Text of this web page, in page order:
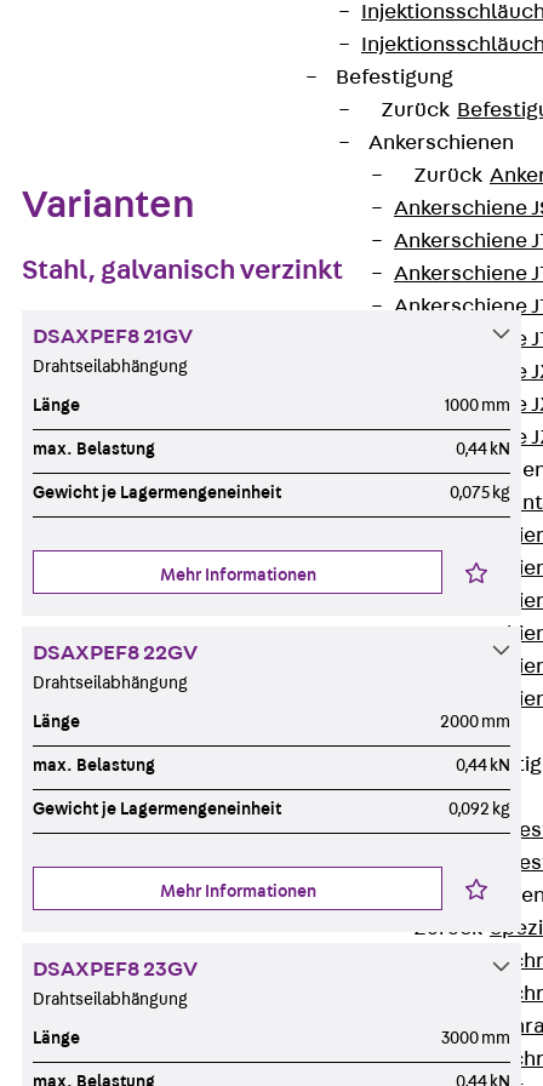
Befestigung
Zurück
Ankerschienen
Zurück
Ankerschiene
Ankerschiene
Ankerschiene
Ankerschiene
Ankerschiene
Ankerschiene
Ankerschiene
Ankerschiene
Zurück
gelocht
Zurück
Zurück
Varianten
Stahl, galvanisch verzinkt
DSAXPEF8 21GV
Drahtseilabhängung
Länge 1000 mm
max. Belastung 0,44 kN
Gewicht je Lagermengeneinheit 0,075 kg
Mehr Informationen
DSAXPEF8 22GV
Drahtseilabhängung
Länge 2000 mm
max. Belastung 0,44 kN
Gewicht je Lagermengeneinheit 0,092 kg
Mehr Informationen
DSAXPEF8 23GV
Drahtseilabhängung
Länge 3000 mm
max. Belastung 0,44 kN